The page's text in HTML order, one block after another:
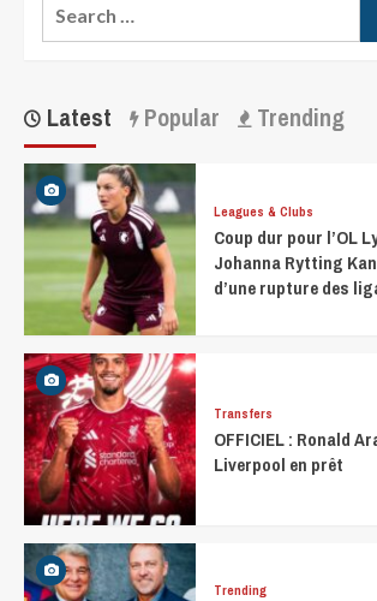
Latest Popular Trending
Leagues & Clubs
Coup dur pour l’OL
Johanna Rytting
d’une rupture des
Transfers
OFFICIEL : Ronald
Liverpool en prêt
Trending